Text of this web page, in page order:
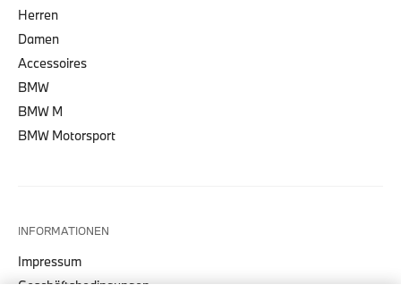
Herren
Damen
Accessoires
BMW
BMW M
BMW Motorsport
INFORMATIONEN
Impressum
Geschäftsbedingungen